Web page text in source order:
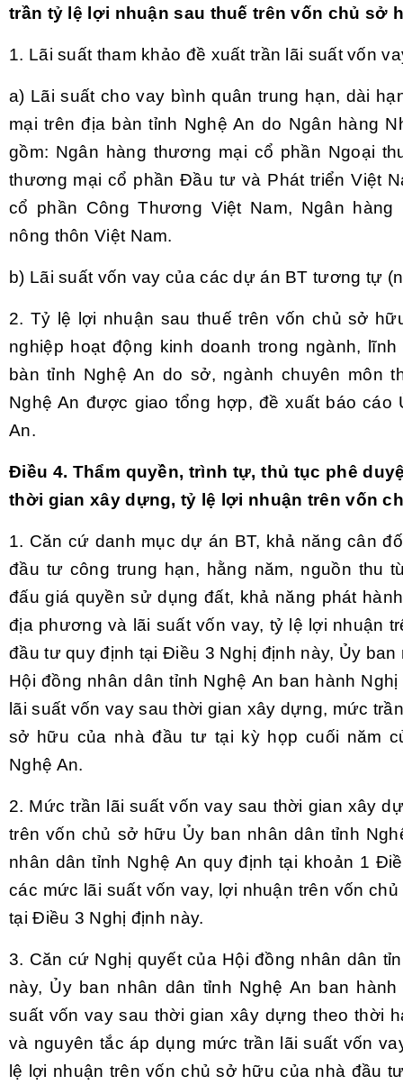
trần tỷ lệ lợi nhuận sau thuế trên vốn chủ sở
1. Lãi suất tham khảo đề xuất trần lãi suất vốn
a) Lãi suất cho vay bình quân trung hạn, dài
mại trên địa bàn tỉnh Nghệ An do Ngân hàng
gồm: Ngân hàng thương mại cổ phần Ngoại
thương mại cổ phần Đầu tư và Phát triển Việt
cổ phần Công Thương Việt Nam, Ngân hàng
nông thôn Việt Nam.
b) Lãi suất vốn vay của các dự án BT tương tự
2. Tỷ lệ lợi nhuận sau thuế trên vốn chủ sở
nghiệp hoạt động kinh doanh trong ngành,
bàn tỉnh Nghệ An do sở, ngành chuyên môn
Nghệ An được giao tổng hợp, đề xuất báo cáo
An.
Điều 4. Thẩm quyền, trình tự, thủ tục phê
thời gian xây dựng, tỷ lệ lợi nhuận trên vốn
1. Căn cứ danh mục dự án BT, khả năng cân
đầu tư công trung hạn, hằng năm, nguồn thu
đấu giá quyền sử dụng đất, khả năng phát
địa phương và lãi suất vốn vay, tỷ lệ lợi nhuận
đầu tư quy định tạiĐiều 3 Nghị định này, Ủy
Hội đồng nhân dân tỉnh Nghệ An ban hành
lãi suất vốn vay sau thời gian xây dựng, mức
sở hữu của nhà đầu tư tại kỳ họp cuối năm
Nghệ An.
2. Mức trần lãi suất vốn vay sau thời gian xây
trên vốn chủ sở hữu Ủy ban nhân dân tỉnh
nhân dân tỉnh Nghệ An quy định tại khoản 1
các mức lãi suất vốn vay, lợi nhuận trên vốn
tạiĐiều 3 Nghị định này.
3. Căn cứ Nghị quyết của Hội đồng nhân dân
này, Ủy ban nhân dân tỉnh Nghệ An ban
suất vốn vay sau thời gian xây dựng theo thời
và nguyên tắc áp dụng mức trần lãi suất vốn
lệ lợi nhuận trên vốn chủ sở hữu của nhà đầu